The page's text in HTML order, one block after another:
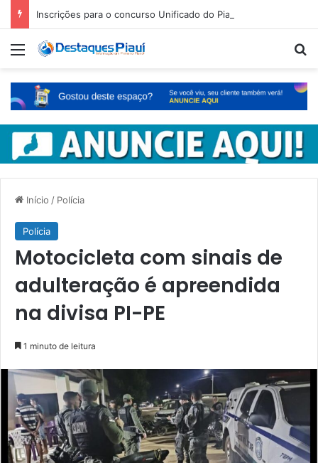
Menu
Início / Polícia
Polícia
Motocicleta com sinais de
adulteração é apreendida
na divisa PI-PE
1 minuto de leitura